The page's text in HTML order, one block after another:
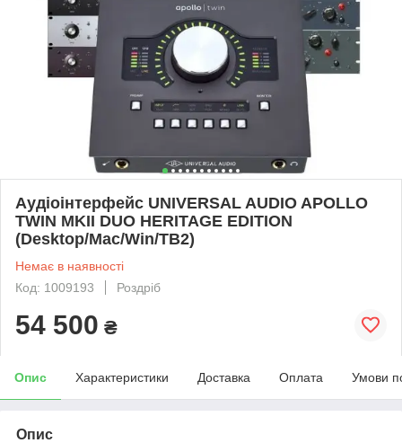
Аудіоінтерфейс UNIVERSAL AUDIO APOLLO
TWIN MKII DUO HERITAGE EDITION
(Desktop/Mac/Win/TB2)
Немає в наявності
Код: 1009193
Роздріб
54 500 ₴
Опис Характеристики Доставка Оплата Умови
Опис